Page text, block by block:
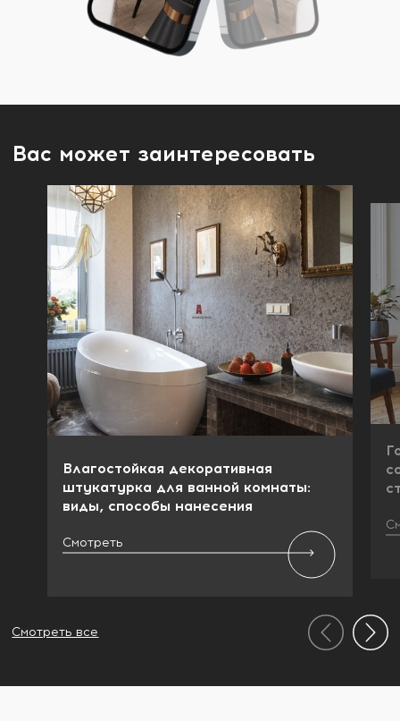
Вас может заинтересовать
Влагостойкая декоративная
штукатурка для ванной комнаты:
виды, способы нанесения
Смотреть
Смотреть все